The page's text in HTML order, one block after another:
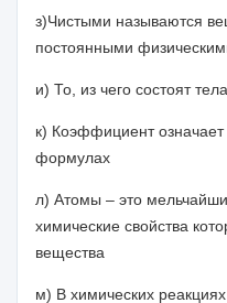
з)Чистыми называются
постоянными
и) То, из чего состоят
к) Коэффициент
формулах
л) Атомы – это
химические свойства
вещества
м) В химических